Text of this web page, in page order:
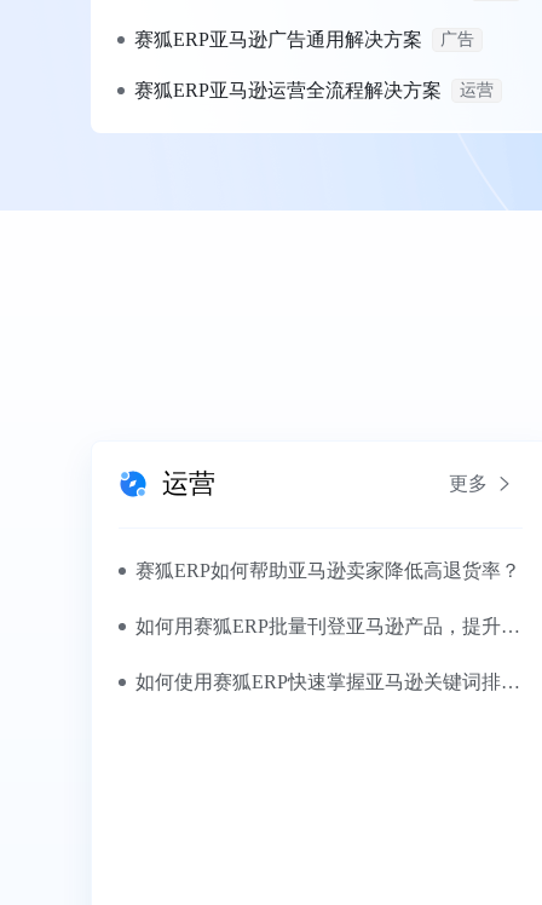
赛狐ERP亚马逊广告通用解决方案 广告
赛狐ERP亚马逊运营全流程解决方案 运营
运营 更多
赛狐ERP如何帮助亚马逊卖家降低高退货率？
如何用赛狐ERP批量刊登亚马逊产品，提升上架效率？
如何使用赛狐ERP快速掌握亚马逊关键词排名数据？